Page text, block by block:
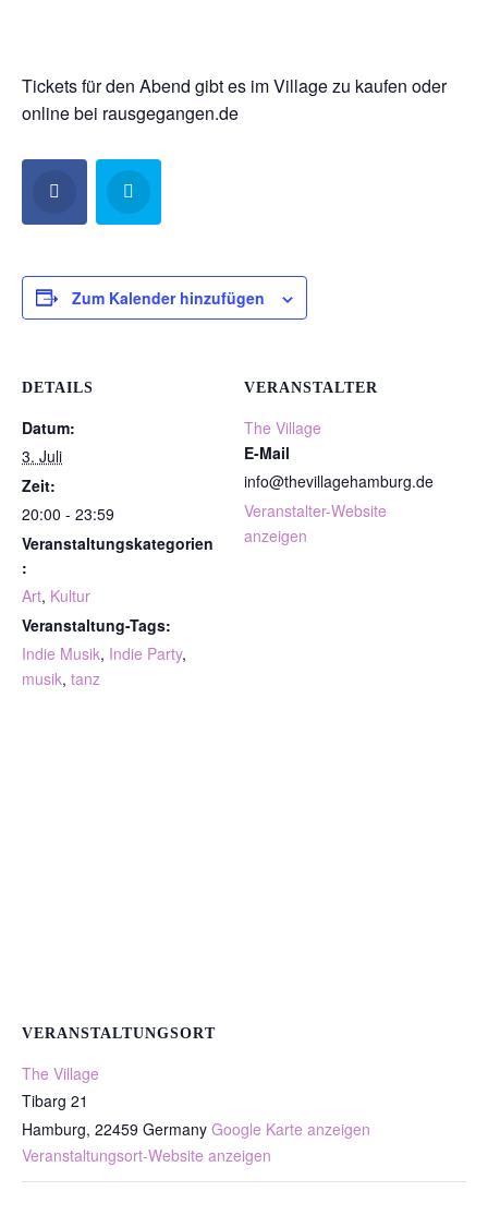
Tickets für den Abend gibt es im Village zu kaufen oder
online bei rausgegangen.de
Zum Kalender hinzufügen
DETAILS
Datum:
3. Juli
Zeit:
20:00 - 23:59
Veranstaltungskategorien
:
Art, Kultur
Veranstaltung-Tags:
Indie Musik, Indie Party,
musik, tanz
VERANSTALTER
The Village
E-Mail
info@thevillagehamburg.de
Veranstalter-Website
anzeigen
VERANSTALTUNGSORT
The Village
Tibarg 21
Hamburg, 22459 Germany Google Karte anzeigen
Veranstaltungsort-Website anzeigen